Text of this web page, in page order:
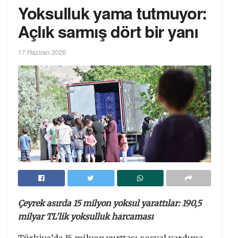
Yoksulluk yama tutmuyor:
Açlık sarmış dört bir yanı
17 Haziran 2026
Çeyrek asırda 15 milyon yoksul yarattılar:190,5
milyar TL’lik yoksulluk harcaması